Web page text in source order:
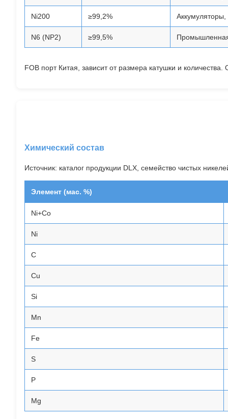
Ni200 ≥99,2%
N6 (NP2) ≥99,5%
FOB порт Китая, зависит от размера катушки и
Химический состав
Источник: каталог продукции DLX, семейство чистых
Элемент (мас. %)
Ni+Co
Ni
C
Cu
Si
Mn
Fe
S
P
Mg